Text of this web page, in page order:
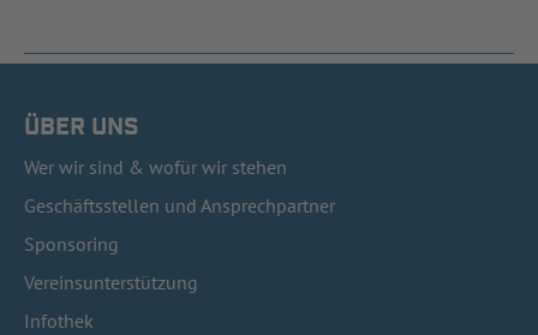
ÜBER UNS
Wer wir sind & wofür wir stehen
Geschäftsstellen und Ansprechpartner
Sponsoring
Vereinsunterstützung
Infothek